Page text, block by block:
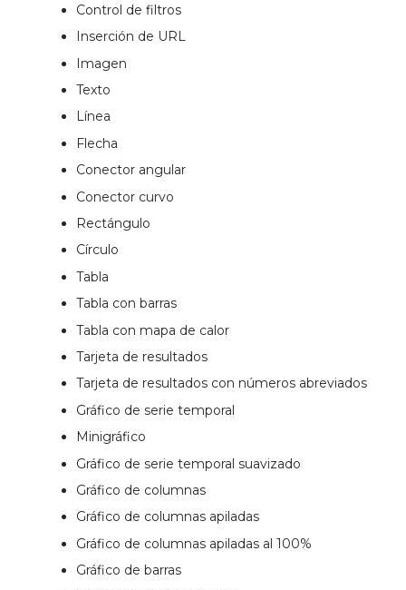
Control de filtros
Inserción de URL
Imagen
Texto
Línea
Flecha
Conector angular
Conector curvo
Rectángulo
Círculo
Tabla
Tabla con barras
Tabla con mapa de calor
Tarjeta de resultados
Tarjeta de resultados con números abreviados
Gráfico de serie temporal
Minigráfico
Gráfico de serie temporal suavizado
Gráfico de columnas
Gráfico de columnas apiladas
Gráfico de columnas apiladas al 100%
Gráfico de barras